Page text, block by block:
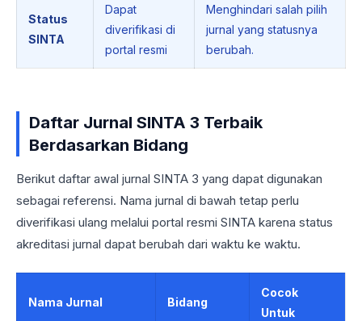
Status
SINTA
Dapat
diverifikasi di
portal resmi
Menghindari salah pilih
jurnal yang statusnya
berubah.
Daftar Jurnal SINTA 3 Terbaik
Berdasarkan Bidang
Berikut daftar awal jurnal SINTA 3 yang dapat digunakan
sebagai referensi. Nama jurnal di bawah tetap perlu
diverifikasi ulang melalui portal resmi SINTA karena status
akreditasi jurnal dapat berubah dari waktu ke waktu.
Nama Jurnal Bidang
Cocok
Untuk